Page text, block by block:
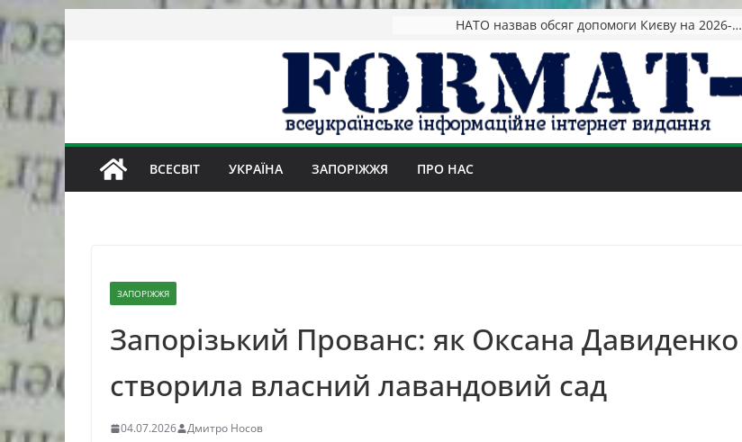
Skip
to
НАТО назвав обсяг допомоги Києву на 2026-2027 роки
ВСЕСВІТ УКРАЇНА ЗАПОРІЖЖЯ ПРО НАС
ЗАПОРІЖЖЯ
Запорізький Прованс: як Оксана Давиденко
створила власний лавандовий сад
04.07.2026 Дмитро Носов